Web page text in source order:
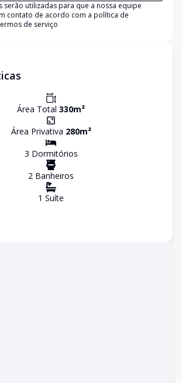
serão utilizadas para que a nossa equipe
contato de acordo com a política de
de serviço
Área Total 330m²
Área Privativa 280m²
3 Dormitórios
2 Banheiros
1 Suíte